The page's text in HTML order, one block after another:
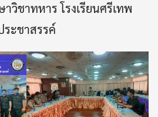
ชาทหาร โรงเรียนศรีเทพ
ระชาสรรค์